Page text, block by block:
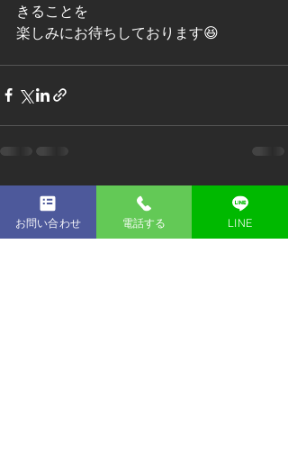
きることを
楽しみにお待ちしております😆
最新記事 すべて表示
お問い合わせ 電話する LINE